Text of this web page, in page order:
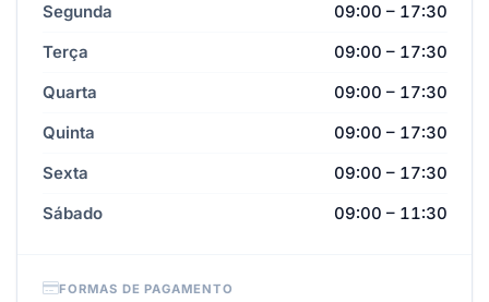
Segunda
09:00 – 17:30
Terça
09:00 – 17:30
Quarta
09:00 – 17:30
Quinta
09:00 – 17:30
Sexta
09:00 – 17:30
Sábado
09:00 – 11:30
FORMAS DE PAGAMENTO